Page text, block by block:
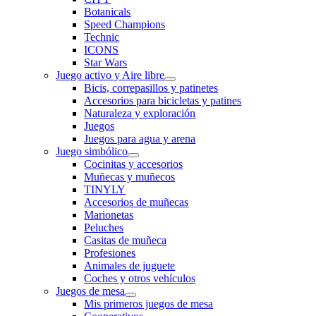
Botanicals
Speed Champions
Technic
ICONS
Star Wars
Juego activo y Aire libre
Bicis, correpasillos y patinetes
Accesorios para bicicletas y patines
Naturaleza y exploración
Juegos
Juegos para agua y arena
Juego simbólico
Cocinitas y accesorios
Muñecas y muñecos
TINYLY
Accesorios de muñecas
Marionetas
Peluches
Casitas de muñeca
Profesiones
Animales de juguete
Coches y otros vehículos
Juegos de mesa
Mis primeros juegos de mesa